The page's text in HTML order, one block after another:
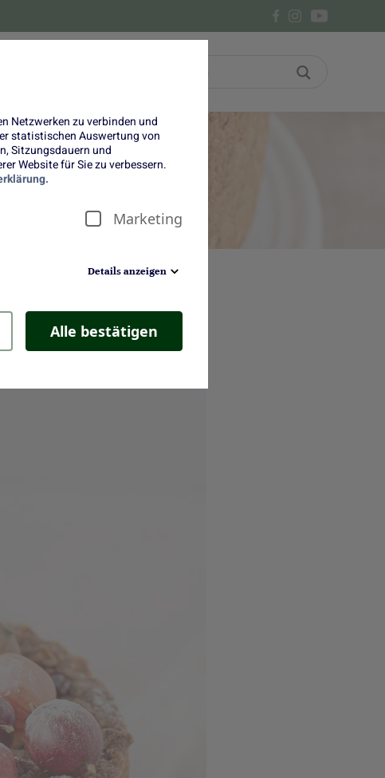
Netzwerken zu verbinden und
statistischen Auswertung von
Sitzungsdauern und
Website für Sie zu verbessern.
Marketing
Details anzeigen
Alle bestätigen